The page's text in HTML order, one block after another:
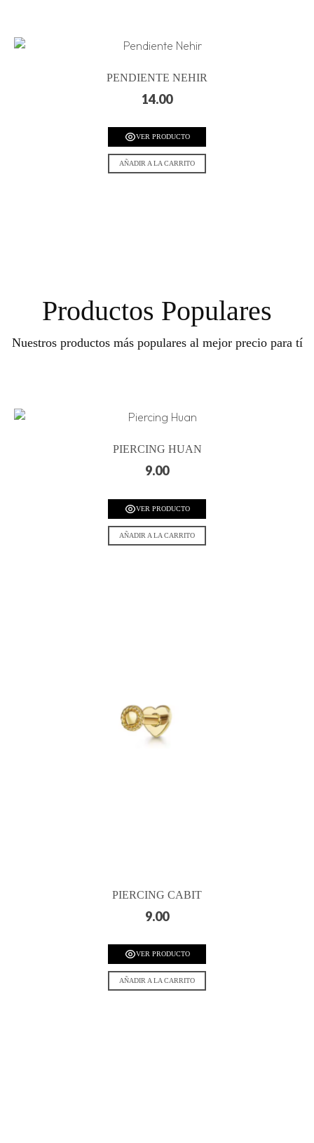
PENDIENTE NEHIR
14.00
VER PRODUCTO
AÑADIR A LA CARRITO
Productos Populares
Nuestros productos más populares al mejor precio para tí
PIERCING HUAN
9.00
VER PRODUCTO
AÑADIR A LA CARRITO
PIERCING CABIT
9.00
VER PRODUCTO
AÑADIR A LA CARRITO